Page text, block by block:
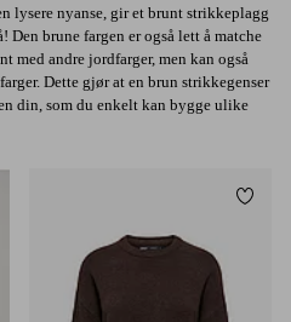
lysere nyanse, gir et brunt strikkeplagg
Den brune fargen er også lett å matche
med andre jordfarger, men kan også
Dette gjør at en brun strikkegenser
din, som du enkelt kan bygge ulike
til favoritter